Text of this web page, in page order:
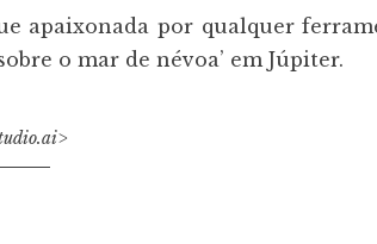
apaixonada por qualquer
o mar de névoa’ em Júpiter.